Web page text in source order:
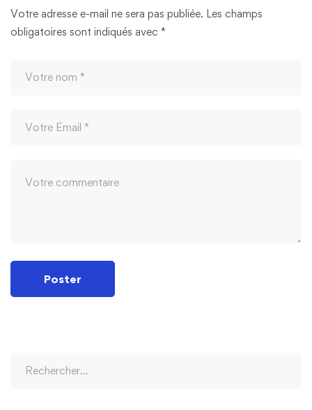
Votre adresse e-mail ne sera pas publiée. Les champs
obligatoires sont indiqués avec *